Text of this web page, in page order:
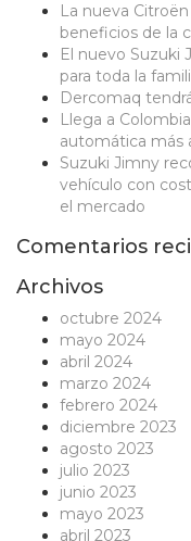
La nueva
beneficios de la
El nuevo Suzuki
para toda la
Dercomaq
Llega a
automática más
Suzuki Jimny
vehículo con
el mercado
Comentarios
Archivos
octubre 2024
mayo 2024
abril 2024
marzo 2024
febrero 2024
diciembre 2023
agosto 2023
julio 2023
junio 2023
mayo 2023
abril 2023